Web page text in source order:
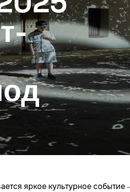
яркое культурное событие